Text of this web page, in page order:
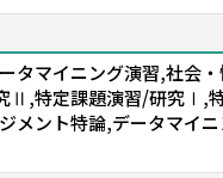
タマイニング演習,社
特定課題演習/研究Ⅰ,
メント特論,データマイ